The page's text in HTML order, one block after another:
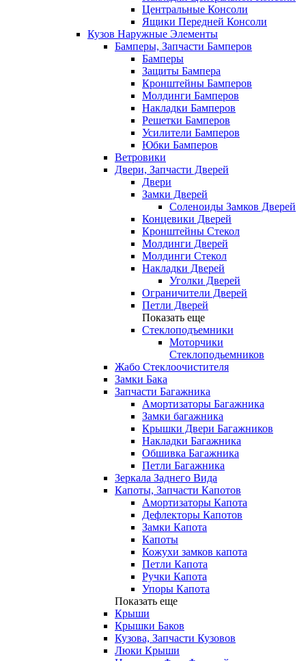
Центральные Консоли
Ящики Передней Консоли
Кузов Наружные Элементы
Бамперы, Запчасти Бамперов
Бамперы
Защиты Бампера
Кронштейны Бамперов
Молдинги Бамперов
Накладки Бамперов
Решетки Бамперов
Усилители Бамперов
Юбки Бамперов
Ветровики
Двери, Запчасти Дверей
Двери
Замки Дверей
Соленоиды Замков Дверей
Концевики Дверей
Кронштейны Стекол
Молдинги Дверей
Молдинги Стекол
Накладки Дверей
Уголки Дверей
Ограничители Дверей
Петли Дверей
Показать еще
Стеклоподъемники
Моторчики
Стеклоподьемников
Жабо Стеклоочистителя
Замки Бака
Запчасти Багажника
Амортизаторы Багажника
Замки багажника
Крышки Двери Багажников
Накладки Багажника
Обшивка Багажника
Петли Багажника
Зеркала Заднего Вида
Капоты, Запчасти Капотов
Амортизаторы Капота
Дефлекторы Капотов
Замки Капота
Капоты
Кожухи замков капота
Петли Капота
Ручки Капота
Упоры Капота
Показать еще
Крыши
Крышки Баков
Кузова, Запчасти Кузовов
Люки Крыши